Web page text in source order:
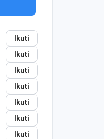
Ikuti
Ikuti
Ikuti
Ikuti
Ikuti
Ikuti
Ikuti